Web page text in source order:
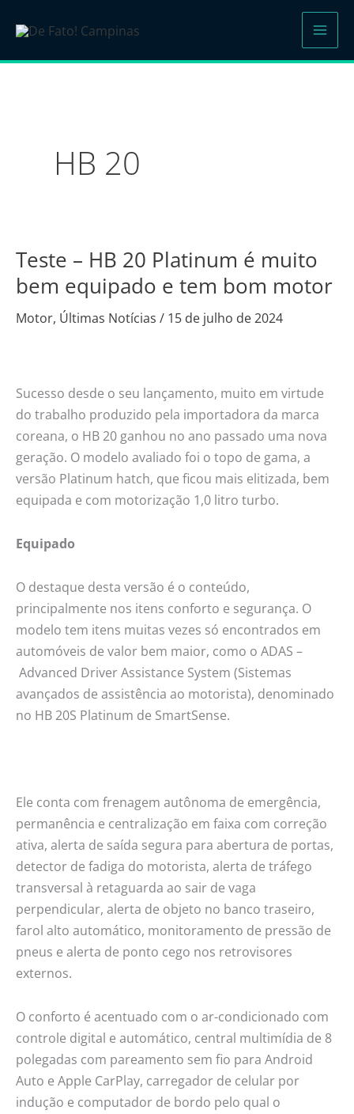
para
HB 20
Teste – HB 20 Platinum é muito
bem equipado e tem bom motor
Motor, Últimas Notícias / 15 de julho de 2024
Sucesso desde o seu lançamento, muito em virtude
do trabalho produzido pela importadora da marca
coreana, o HB 20 ganhou no ano passado uma nova
geração. O modelo avaliado foi o topo de gama, a
versão Platinum hatch, que ficou mais elitizada, bem
equipada e com motorização 1,0 litro turbo.
Equipado
O destaque desta versão é o conteúdo,
principalmente nos itens conforto e segurança. O
modelo tem itens muitas vezes só encontrados em
automóveis de valor bem maior, como o ADAS –
Advanced Driver Assistance System (Sistemas
avançados de assistência ao motorista), denominado
no HB 20S Platinum de SmartSense.
Ele conta com frenagem autônoma de emergência,
permanência e centralização em faixa com correção
ativa, alerta de saída segura para abertura de portas,
detector de fadiga do motorista, alerta de tráfego
transversal à retaguarda ao sair de vaga
perpendicular, alerta de objeto no banco traseiro,
farol alto automático, monitoramento de pressão de
pneus e alerta de ponto cego nos retrovisores
externos.
O conforto é acentuado com o ar-condicionado com
controle digital e automático, central multimídia de 8
polegadas com pareamento sem fio para Android
Auto e Apple CarPlay, carregador de celular por
indução e computador de bordo pelo qual o
Teste
–
HB
20
muito
bem
tem
bom
motor